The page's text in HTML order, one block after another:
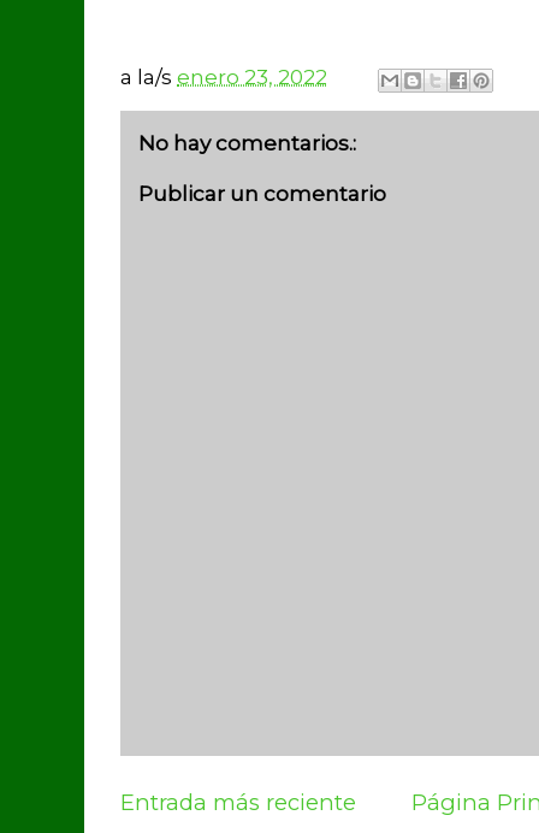
a la/s enero 23, 2022
No hay comentarios.:
Publicar un comentario
Entrada más reciente Página